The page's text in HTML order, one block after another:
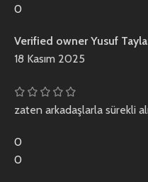
0
Verified ownerYusuf
18 Kasım 2025
zaten arkadaşlarla sürekli
0
0